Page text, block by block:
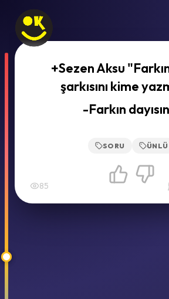
+Sezen Aksu
şarkısını kime
-Farkın
SORU ÜNLÜ
85